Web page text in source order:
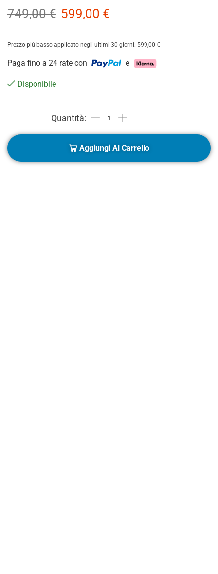
749,00€ 599,00 €
Prezzo più basso applicato negli ultimi 30 giorni: 599,00 €
Paga fino a 24 rate con e
Disponibile
Aggiungi Al Carrello